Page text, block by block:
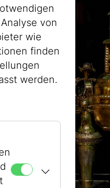
von
wie
finden
werden.